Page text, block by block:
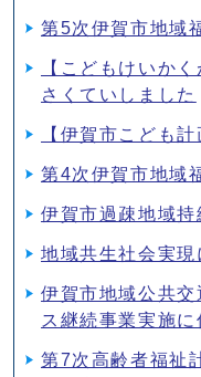
第5次伊賀市地域
【こどもけいか
さくていしました
【伊賀市こども
第4次伊賀市地域
伊賀市過疎地域
地域共生社会実
伊賀市地域公共
ス継続事業実施に
第7次高齢者福祉